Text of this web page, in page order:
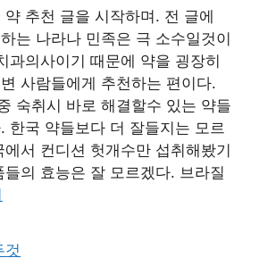
약 추천 글을 시작하며. 전 글에
는 나라나 민족은 극 소수일것이
과의사이기 때문에 약을 굉장히
사람들에게 추천하는 편이다.
숙취시 바로 해결할수 있는 약들
한국 약들보다 더 잘들지는 모르
서 컨디션 헛개수만 섭취해봤기
의 효능은 잘 모르겠다. 브라질
것